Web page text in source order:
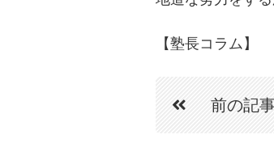
【塾長コラム】
前の記